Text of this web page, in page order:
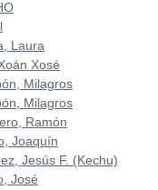
Laura
Xosé
Milagros
Milagros
Ramón
Joaquín
Jesús F. (Kechu)
José